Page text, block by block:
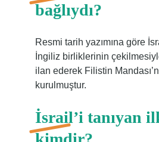
bağlıydı?
Resmi tarih yazımına göre
İngiliz birliklerinin çekilmesiyle
ilan ederek Filistin
kurulmuştur.
İsrail’i tanıyan